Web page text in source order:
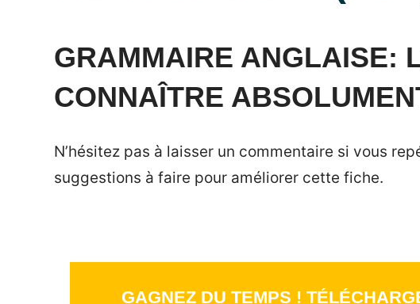
on
18
août
Mat
Grammaire
anglaise
GRAMMAIRE ANGLAISE:
CONNAÎTRE
N’hésitez pas à laisser un commentaire si vous
suggestions à faire pour améliorer cette fiche.
GAGNEZ DU TEMPS !